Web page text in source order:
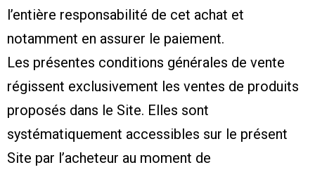
l’entière responsabilité de cet achat et
notamment en assurer le paiement.
Les présentes conditions générales de vente
régissent exclusivement les ventes de produits
proposés dans le Site. Elles sont
systématiquement accessibles sur le présent
Site par l’acheteur au moment de